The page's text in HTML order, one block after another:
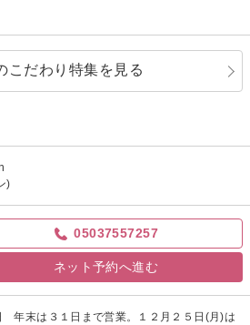
こだわり特集を見る
)
05037557257
ネット予約へ進む
年末は３１日まで営業。１２月２５日(月)は